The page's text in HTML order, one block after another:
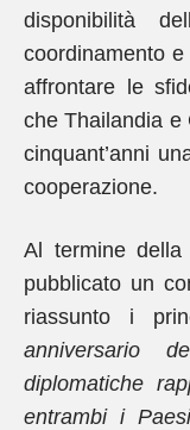
disponibilità
coordinamento
affrontare le
che Thailandia e
cinquant’anni
cooperazione.
Al termine
pubblicato un
riassunto i
anniversario
diplomatiche
entrambi i